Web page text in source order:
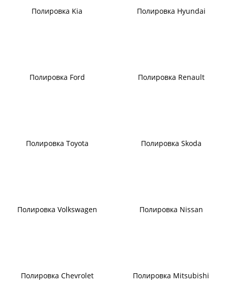
Полировка Kia Полировка Hyundai
Полировка Ford Полировка Renault
Полировка Toyota Полировка Skoda
Полировка Volkswagen Полировка Nissan
Полировка Chevrolet Полировка Mitsubishi